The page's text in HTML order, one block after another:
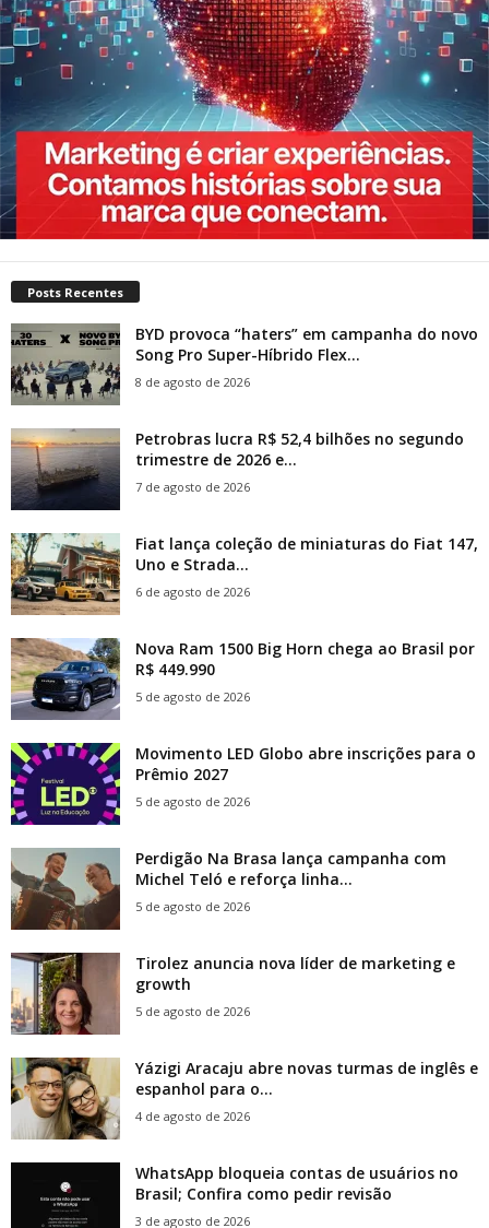
Posts Recentes
BYD provoca “haters” em campanha do novo
Song Pro Super-Híbrido Flex...
8 de agosto de 2026
Petrobras lucra R$ 52,4 bilhões no segundo
trimestre de 2026 e...
7 de agosto de 2026
Fiat lança coleção de miniaturas do Fiat 147,
Uno e Strada...
6 de agosto de 2026
Nova Ram 1500 Big Horn chega ao Brasil por
R$ 449.990
5 de agosto de 2026
Movimento LED Globo abre inscrições para o
Prêmio 2027
5 de agosto de 2026
Perdigão Na Brasa lança campanha com
Michel Teló e reforça linha...
5 de agosto de 2026
Tirolez anuncia nova líder de marketing e
growth
5 de agosto de 2026
Yázigi Aracaju abre novas turmas de inglês e
espanhol para o...
4 de agosto de 2026
WhatsApp bloqueia contas de usuários no
Brasil; Confira como pedir revisão
3 de agosto de 2026